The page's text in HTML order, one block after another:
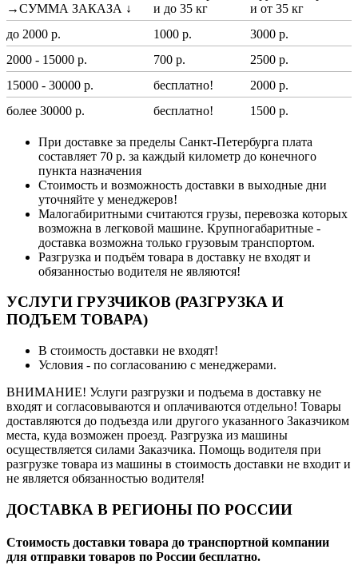
→СУММА ЗАКАЗА ↓
и до 35 кг
и от 35 кг
до 2000 р.
1000 р.
3000 р.
2000 - 15000 р.
700 р.
2500 р.
15000 - 30000 р.
бесплатно!
2000 р.
более 30000 р.
бесплатно! 1500 р.
При доставке за пределы Санкт-Петербурга плата
составляет 70 р. за каждый километр до конечного
пункта назначения
Стоимость и возможность доставки в выходные дни
уточняйте у менеджеров!
Малогабиритными считаются грузы, перевозка которых
возможна в легковой машине. Крупногабаритные -
доставка возможна только грузовым транспортом.
Разгрузка и подъём товара в доставку не входят и
обязанностью водителя не являются!
УСЛУГИ ГРУЗЧИКОВ (РАЗГРУЗКА И
ПОДЪЕМ ТОВАРА)
В стоимость доставки не входят!
Условия - по согласованию с менеджерами.
ВНИМАНИЕ! Услуги разгрузки и подъема в доставку не
входят и согласовываются и оплачиваются отдельно! Товары
доставляются до подъезда или другого указанного Заказчиком
места, куда возможен проезд. Разгрузка из машины
осуществляется силами Заказчика. Помощь водителя при
разгрузке товара из машины в стоимость доставки не входит и
не является обязанностью водителя!
ДОСТАВКА В РЕГИОНЫ ПО РОССИИ
Стоимость доставки товара до транспортной компании
для отправки товаров по России бесплатно.